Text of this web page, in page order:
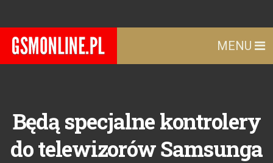
MENU
Będą specjalne kontrolery
do telewizorów Samsunga